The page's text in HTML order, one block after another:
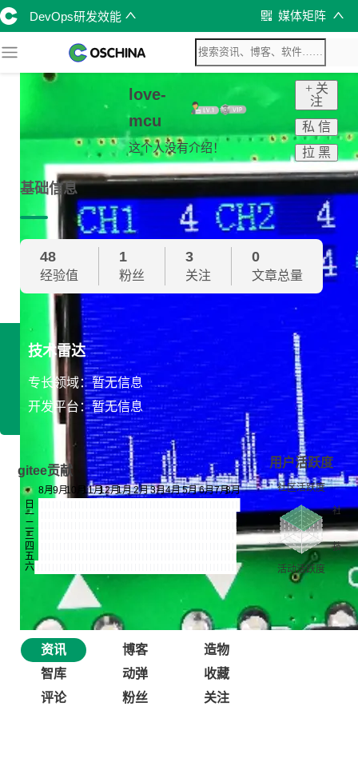
DevOps研发效能 媒体矩阵
love-
mcu
这个人没有介绍！
+ 关
注
私 信
拉 黑
基础信息
48
经验值
1
粉丝
3
关注
0
文章总量
技术雷达
专长领域：暂无信息
开发平台：暂无信息
gitee贡献
用户活跃度
资讯 博客
造物
智库
动弹
收藏
评论
粉丝 关注